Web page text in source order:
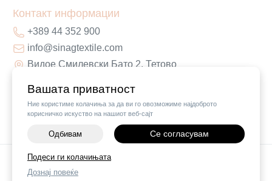
Вашата приватност
Ние користиме колачиња за да ви го овозможиме најдоброто
корисничко искуство на нашиот веб-сајт
Одбивам Се согласувам
Подеси ги колачињата
Дознај повеќе
Контакт информации
+389 44 352 900
info@sinagtextile.com
Видое Смилевски Бато 2, Тетово
©2026Vendor x
Поставки за колачиња